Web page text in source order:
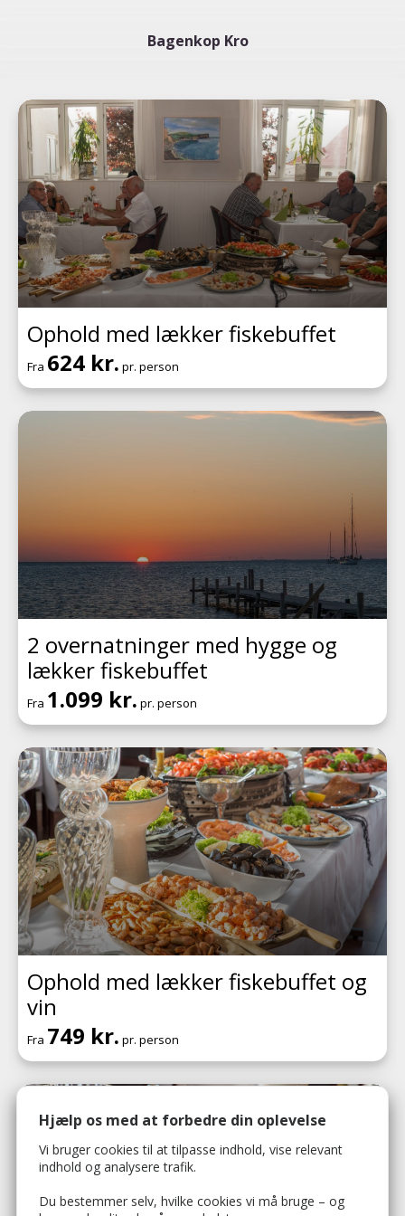
Bagenkop Kro
Ophold med lækker fiskebuffet
Fra 624 kr. pr. person
2 overnatninger med hygge og
lækker fiskebuffet
Fra 1.099 kr. pr. person
Ophold med lækker fiskebuffet og
vin
Fra 749 kr. pr. person
Hjælp os med at forbedre din oplevelse
Vi bruger cookies til at tilpasse indhold, vise relevant
indhold og analysere trafik.
Du bestemmer selv, hvilke cookies vi må bruge – og